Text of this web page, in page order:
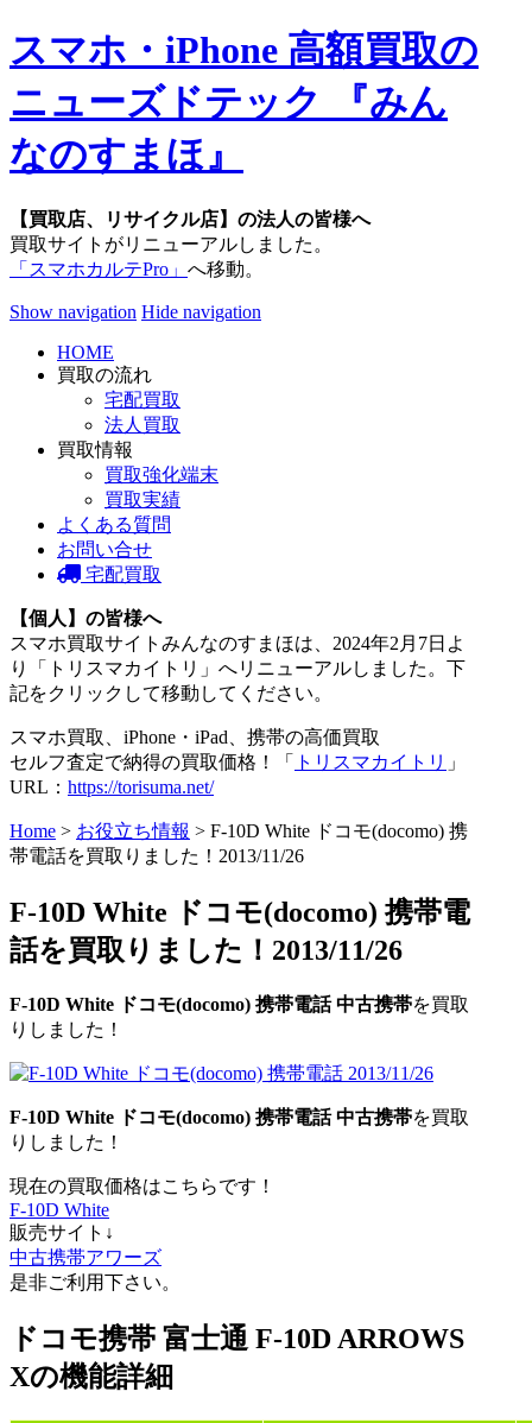
スマホ・iPhone 高額買取の
ニューズドテック 『みん
なのすまほ』
【買取店、リサイクル店】の法人の皆様へ
買取サイトがリニューアルしました。
「スマホカルテPro」 へ移動。
Show navigation Hide navigation
HOME
買取の流れ
宅配買取
法人買取
買取情報
買取強化端末
買取実績
よくある質問
お問い合せ
宅配買取
【個人】の皆様へ
スマホ買取サイトみんなのすまほは、2024年2月7日よ
り「トリスマカイトリ」へリニューアルしました。下
記をクリックして移動してください。
スマホ買取、iPhone・iPad、携帯の高価買取
セルフ査定で納得の買取価格！「
トリスマカイトリ 」
URL： https://torisuma.net/
Home > お役立ち情報 > F-10D White ドコモ(docomo) 携
帯電話を買取りました！2013/11/26
F-10D White ドコモ(docomo) 携帯電
話を買取りました！2013/11/26
F-10D White ドコモ(docomo) 携帯電話 中古携帯を買取
りしました！
F-10D White ドコモ(docomo) 携帯電話 中古携帯を買取
りしました！
現在の買取価格はこちらです！
F-10D White
販売サイト↓
中古携帯アワーズ
是非ご利用下さい。
ドコモ携帯 富士通 F-10D ARROWS
Xの機能詳細